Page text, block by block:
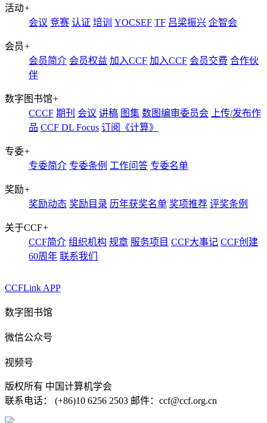
活动+
会议 竞赛 认证 培训 YOCSEF TF 吕梁振兴 企智会
会员+
会员简介 会员权益 加入CCF 加入CCF 会员交费 合作伙
伴
数字图书馆+
CCCF 期刊 会议 讲稿 图集 数图编审委员会
上传/发布作
品 CCF DL Focus 订阅《计算》
专委+
专委简介 专委条例 工作问答 专委名单
奖励+
奖励动态 奖励目录 历年获奖名单 奖项推荐 评奖条例
关于CCF+
CCF简介 组织机构 规章 服务项目 CCF大事记 CCF创建
60周年 联系我们
CCFLink APP
数字图书馆
微信公众号
视频号
版权所有 中国计算机学会
联系电话： (+86)10 6256 2503 邮件：ccf@ccf.org.cn